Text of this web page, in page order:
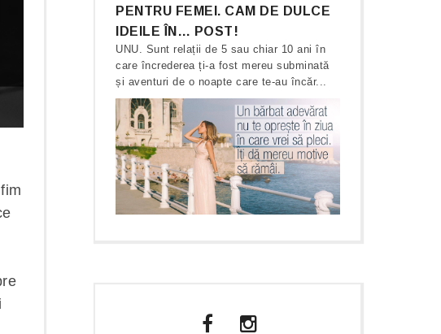
PENTRU FEMEI. CAM DE DULCE
IDEILE ÎN… POST!
UNU. Sunt relații de 5 sau chiar 10 ani în
care încrederea ți-a fost mereu subminată
și aventuri de o noapte care te-au încăr...